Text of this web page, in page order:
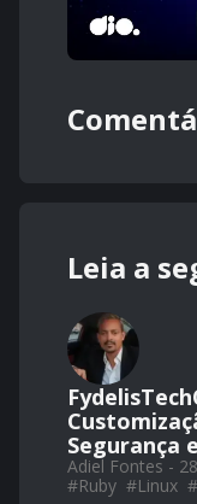
Leia a
Segurança
Adiel Fontes -
#Ruby #Linux #